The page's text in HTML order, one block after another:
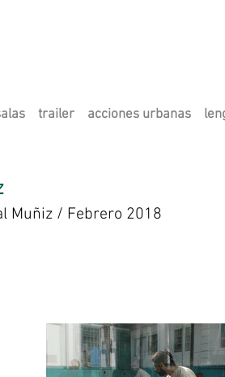
trailer acciones urbanas
Muñiz / Febrero 2018